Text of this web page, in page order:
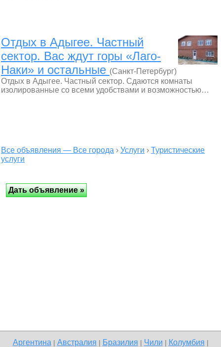
Отдых в Адыгее. Частный
сектор. Вас ждут горы «Лаго-
Наки» и остальные (Санкт-Петербург)
Отдых в Адыгее. Частный сектор. Сдаются комнаты
изолированные со всеми удобствами и возможностью…
Все объявления — Все города › Услуги › Туристические
услуги
Аргентина| Австралия Бразилия Чили Колумбия